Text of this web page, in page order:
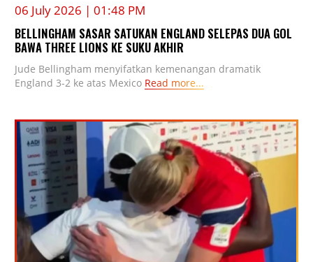
06 July 2026 | 01:48 PM
BELLINGHAM SASAR SATUKAN ENGLAND SELEPAS DUA GOL
BAWA THREE LIONS KE SUKU AKHIR
Jude Bellingham menyifatkan kemenangan dramatik
England 3-2 ke atas Mexico Read more...